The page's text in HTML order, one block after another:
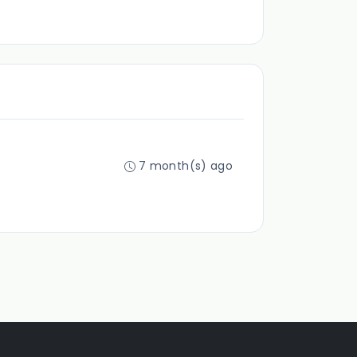
7 month(s) ago